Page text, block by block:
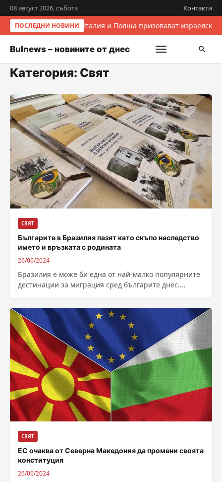
08 август 2026, събота Контакти
ПОСЛЕДНИ НОВИНИИталия и Полша призовават
Bulnews – новините от днес
Категория: Свят
СВЯТ
Българите в Бразилия пазят като скъпо наследство
името и връзката с родината
26/06/2024
Бразилия е може би една от най-малко популярните
дестинации за миграция сред българите днес.
СВЯТ
ЕС очаква от Северна Македония да промени своята
конституция
26/06/2024